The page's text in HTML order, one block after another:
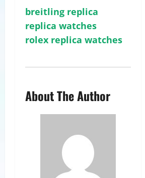
breitling replica
replica watches
rolex replica watches
About The Author